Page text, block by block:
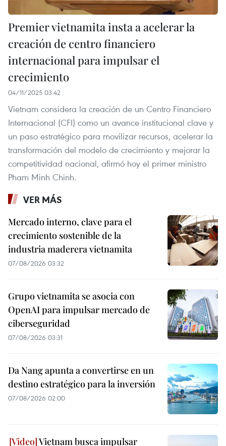
Premier vietnamita insta a acelerar la
creación de centro financiero
internacional para impulsar el
crecimiento
04/11/2025 03:42
Vietnam considera la creación de un Centro Financiero
Internacional (CFI) como un avance institucional clave y
un paso estratégico para movilizar recursos, acelerar la
transformación del modelo de crecimiento y mejorar la
competitividad nacional, afirmó hoy el primer ministro
Pham Minh Chinh.
VER MÁS
Mercado interno, clave para el
crecimiento sostenible de la
industria maderera vietnamita
07/08/2026 03:32
Grupo vietnamita se asocia con
OpenAI para impulsar mercado de
ciberseguridad
07/08/2026 03:31
Da Nang apunta a convertirse en un
destino estratégico para la inversión
07/08/2026 02:00
Vietnam busca impulsar